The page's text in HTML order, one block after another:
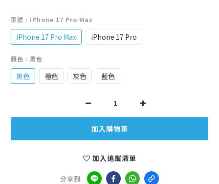
型號 : iPhone 17 Pro Max
iPhone 17 Pro Max iPhone 17 Pro
顏色 : 黑色
黑色 橙色 灰色 藍色
加入購物車
加入追蹤清單
分享到